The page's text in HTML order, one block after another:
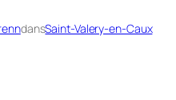
dansSaint-Valery-en-Caux